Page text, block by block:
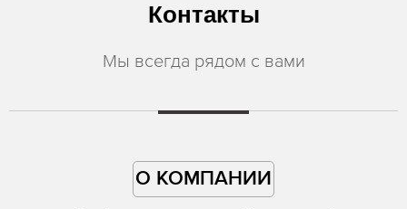
Контакты
Мы всегда рядом с вами
О КОМПАНИИ